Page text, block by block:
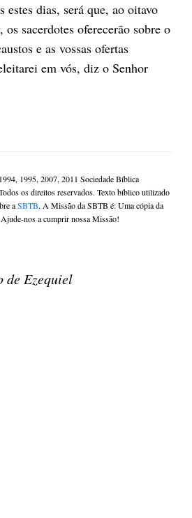
dias, será que, ao oitavo
sacerdotes oferecerão sobre o
e as vossas ofertas
em vós, diz o Senhor
1995, 2007, 2011 Sociedade Bíblica
os direitos reservados. Texto bíblico utilizado
aSBTB. A Missão da SBTB é: Uma cópia da
nos a cumprir nossa Missão!
de Ezequiel